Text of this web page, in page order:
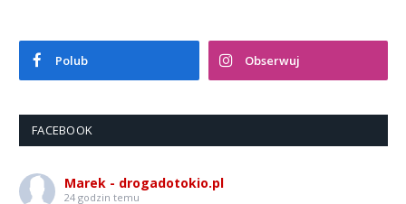
Polub Obserwuj
FACEBOOK
Marek - drogadotokio.pl
24 godzin temu